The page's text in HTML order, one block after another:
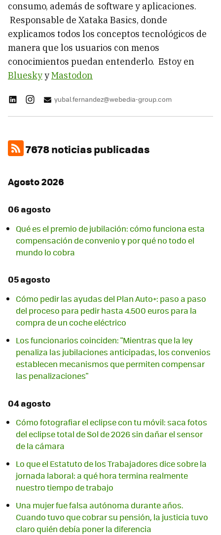
consumo, además de software y aplicaciones.
Responsable de Xataka Basics, donde
explicamos todos los conceptos tecnológicos de
manera que los usuarios con menos
conocimientos puedan entenderlo. Estoy en
BlueskyyMastodon
yubal.fernandez@webedia-group.com
7678 noticias publicadas
Agosto 2026
06 agosto
Qué es el premio de jubilación: cómo funciona esta
compensación de convenio y por qué no todo el
mundo lo cobra
05 agosto
Cómo pedir las ayudas del Plan Auto+: paso a paso
del proceso para pedir hasta 4.500 euros para la
compra de un coche eléctrico
Los funcionarios coinciden: "Mientras que la ley
penaliza las jubilaciones anticipadas, los convenios
establecen mecanismos que permiten compensar
las penalizaciones"
04 agosto
Cómo fotografiar el eclipse con tu móvil: saca fotos
del eclipse total de Sol de 2026 sin dañar el sensor
de la cámara
Lo que el Estatuto de los Trabajadores dice sobre la
jornada laboral: a qué hora termina realmente
nuestro tiempo de trabajo
Una mujer fue falsa autónoma durante años.
Cuando tuvo que cobrar su pensión, la justicia tuvo
claro quién debía poner la diferencia